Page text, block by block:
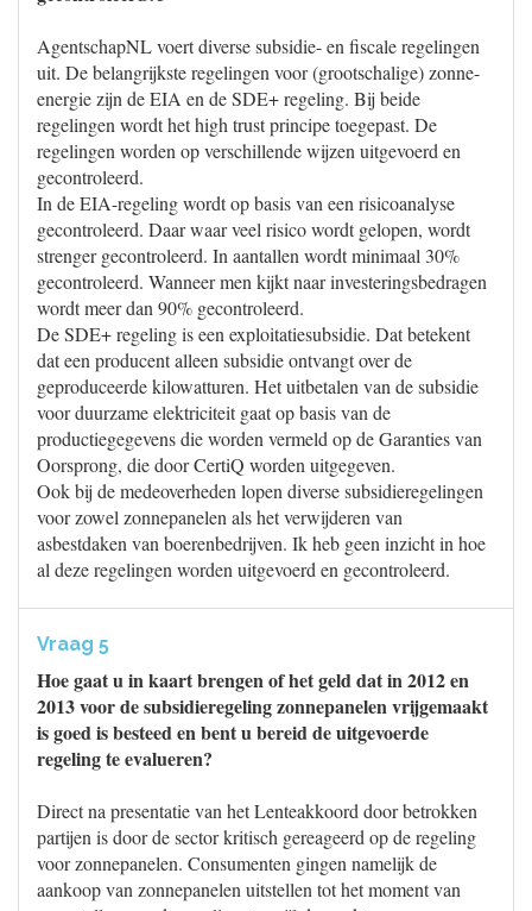
AgentschapNL voert diverse subsidie- en fiscale regelingen
uit. De belangrijkste regelingen voor (grootschalige) zonne-
energie zijn de EIA en de SDE+ regeling. Bij beide
regelingen wordt het high trust principe toegepast. De
regelingen worden op verschillende wijzen uitgevoerd en
gecontroleerd.
In de EIA-regeling wordt op basis van een risicoanalyse
gecontroleerd. Daar waar veel risico wordt gelopen, wordt
strenger gecontroleerd. In aantallen wordt minimaal 30%
gecontroleerd. Wanneer men kijkt naar investeringsbedragen
wordt meer dan 90% gecontroleerd.
De SDE+ regeling is een exploitatiesubsidie. Dat betekent
dat een producent alleen subsidie ontvangt over de
geproduceerde kilowatturen. Het uitbetalen van de subsidie
voor duurzame elektriciteit gaat op basis van de
productiegegevens die worden vermeld op de Garanties van
Oorsprong, die door CertiQ worden uitgegeven.
Ook bij de medeoverheden lopen diverse subsidieregelingen
voor zowel zonnepanelen als het verwijderen van
asbestdaken van boerenbedrijven. Ik heb geen inzicht in hoe
al deze regelingen worden uitgevoerd en gecontroleerd.
Vraag 5
Hoe gaat u in kaart brengen of het geld dat in 2012 en
2013 voor de subsidieregeling zonnepanelen vrijgemaakt
is goed is besteed en bent u bereid de uitgevoerde
regeling te evalueren?
Direct na presentatie van het Lenteakkoord door betrokken
partijen is door de sector kritisch gereageerd op de regeling
voor zonnepanelen. Consumenten gingen namelijk de
aankoop van zonnepanelen uitstellen tot het moment van